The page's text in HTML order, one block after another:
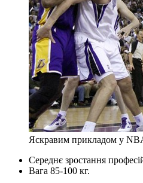
Яскравим прикладом у
Середнє зростання
Вага 85-100 кг.